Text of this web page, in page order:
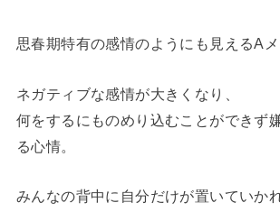
思春期特有の感情のようにも見えるAメ
ネガティブな感情が大きくなり、
何をするにものめり込むことができず
る心情。
みんなの背中に自分だけが置いていか